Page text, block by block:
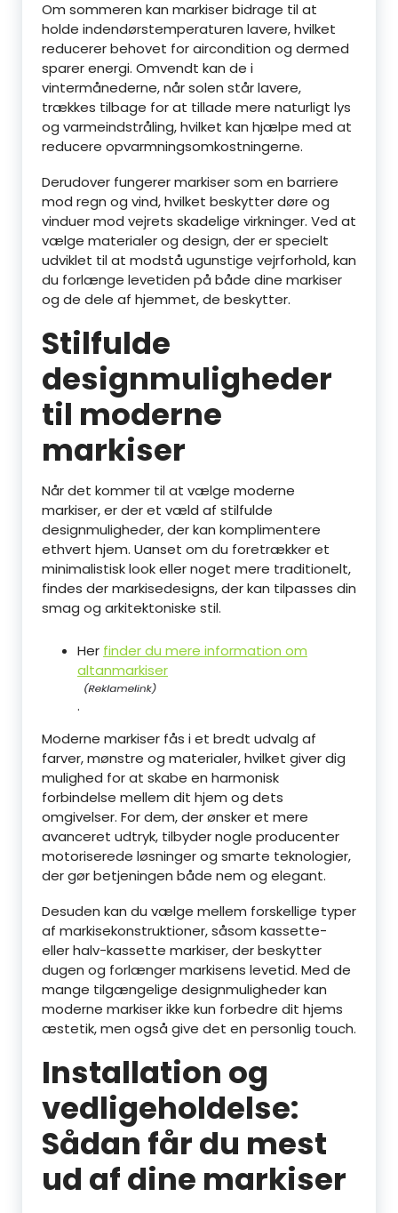
Om sommeren kan markiser bidrage til at
holde indendørstemperaturen lavere, hvilket
reducerer behovet for aircondition og dermed
sparer energi. Omvendt kan de i
vintermånederne, når solen står lavere,
trækkes tilbage for at tillade mere naturligt lys
og varmeindstråling, hvilket kan hjælpe med at
reducere opvarmningsomkostningerne.
Derudover fungerer markiser som en barriere
mod regn og vind, hvilket beskytter døre og
vinduer mod vejrets skadelige virkninger. Ved at
vælge materialer og design, der er specielt
udviklet til at modstå ugunstige vejrforhold, kan
du forlænge levetiden på både dine markiser
og de dele af hjemmet, de beskytter.
Stilfulde
designmuligheder
til moderne
markiser
Når det kommer til at vælge moderne
markiser, er der et væld af stilfulde
designmuligheder, der kan komplimentere
ethvert hjem. Uanset om du foretrækker et
minimalistisk look eller noget mere traditionelt,
findes der markisedesigns, der kan tilpasses din
smag og arkitektoniske stil.
Her finder du mere information om
altanmarkiser
.
Moderne markiser fås i et bredt udvalg af
farver, mønstre og materialer, hvilket giver dig
mulighed for at skabe en harmonisk
forbindelse mellem dit hjem og dets
omgivelser. For dem, der ønsker et mere
avanceret udtryk, tilbyder nogle producenter
motoriserede løsninger og smarte teknologier,
der gør betjeningen både nem og elegant.
Desuden kan du vælge mellem forskellige typer
af markisekonstruktioner, såsom kassette-
eller halv-kassette markiser, der beskytter
dugen og forlænger markisens levetid. Med de
mange tilgængelige designmuligheder kan
moderne markiser ikke kun forbedre dit hjems
æstetik, men også give det en personlig touch.
Installation og
vedligeholdelse:
Sådan får du mest
ud af dine markiser